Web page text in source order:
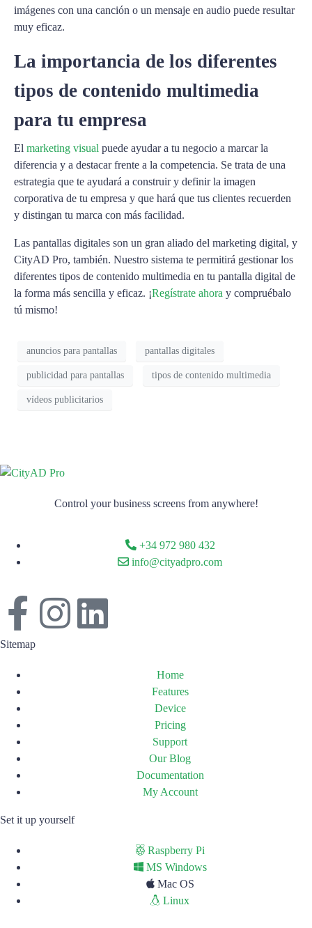
imágenes con una canción o un mensaje en audio puede resultar
muy eficaz.
La importancia de los diferentes
tipos de contenido multimedia
para tu empresa
El marketing visual puede ayudar a tu negocio a marcar la
diferencia y a destacar frente a la competencia. Se trata de una
estrategia que te ayudará a construir y definir la imagen
corporativa de tu empresa y que hará que tus clientes recuerden
y distingan tu marca con más facilidad.
Las pantallas digitales son un gran aliado del marketing digital, y
CityAD Pro, también. Nuestro sistema te permitirá gestionar los
diferentes tipos de contenido multimedia en tu pantalla digital de
la forma más sencilla y eficaz. ¡Regístrate ahora y compruébalo
tú mismo!
anuncios para pantallas pantallas digitales
publicidad para pantallas tipos de contenido multimedia
vídeos publicitarios
Control your business screens from anywhere!
+34 972 980 432
info@cityadpro.com
Sitemap
Home
Features
Device
Pricing
Support
Our Blog
Documentation
My Account
Set it up yourself
Raspberry Pi
MS Windows
Mac OS
Linux